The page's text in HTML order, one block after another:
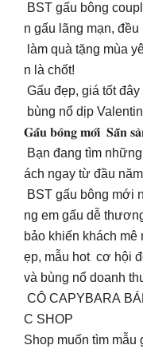
BST gấu bông
n gấu lãng mạn,
làm quà tặng mùa
n là chốt!
Gấu đẹp, giá tốt
bùng nổ dịp
𝐆𝐚̂́𝐮 𝐛𝐨̂𝐧𝐠 𝐦𝐨̛́𝐢 𝐒𝐚̆̃𝐧
Bạn đang tìm
ách ngay từ đầu
BST gấu bông mới
ng em gấu dễ
bảo khiến khách
ẹp, mẫu hot cơ hội
và bùng nổ doanh
CÔ CAPYBARA
C SHOP
Shop muốn tìm mẫu